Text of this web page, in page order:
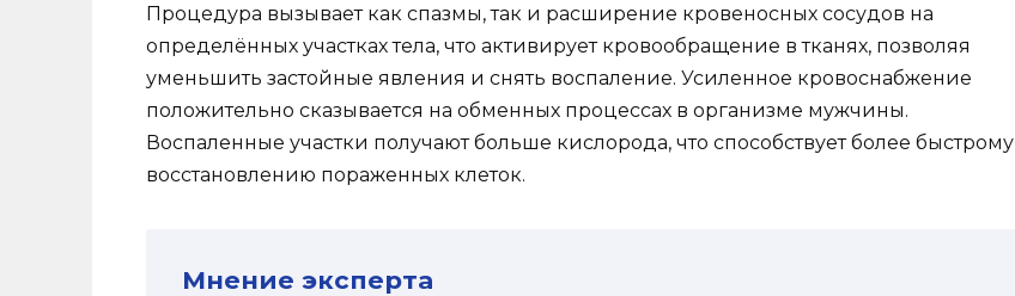
Процедура вызывает как спазмы, так и расширение кровеносных сосудов на
определённых участках тела, что активирует кровообращение в тканях, позволяя
уменьшить застойные явления и снять воспаление. Усиленное кровоснабжение
положительно сказывается на обменных процессах в организме мужчины.
Воспаленные участки получают больше кислорода, что способствует более быстрому
восстановлению пораженных клеток.
Мнение эксперта